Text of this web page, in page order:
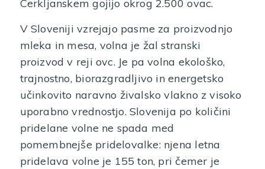
Cerkljanskem gojijo okrog 2.500 ovac.
V Sloveniji vzrejajo pasme za proizvodnjo
mleka in mesa, volna je žal stranski
proizvod v reji ovc. Je pa volna ekološko,
trajnostno, biorazgradljivo in energetsko
učinkovito naravno živalsko vlakno z visoko
uporabno vrednostjo. Slovenija po količini
pridelane volne ne spada med
pomembnejše pridelovalke: njena letna
pridelava volne je 155 ton, pri čemer je